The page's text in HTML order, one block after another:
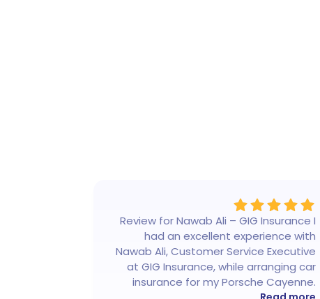
Review for Nawab Ali – GIG Insurance I
had an excellent experience with
Nawab Ali, Customer Service Executive
at GIG Insurance, while arranging car
insurance for my Porsche Cayenne.